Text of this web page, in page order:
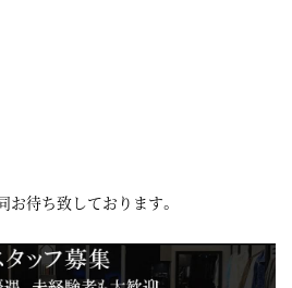
お待ち致しております。